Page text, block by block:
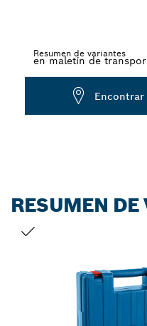
Resumen de variantes
Dropdown
RESUMEN DE